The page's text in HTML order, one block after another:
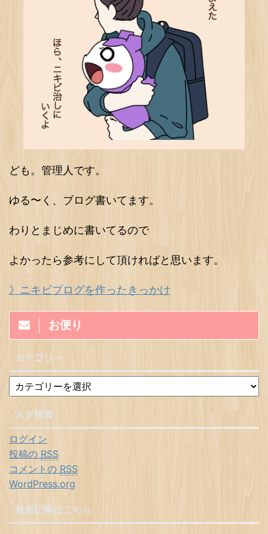
ども。管理人です。
ゆる〜く、ブログ書いてます。
わりとまじめに書いてるので
よかったら参考にして頂ければと思います。
》ニキビブログを作ったきっかけ
お便り
カテゴリー
メタ情報
ログイン
投稿の RSS
コメントの RSS
WordPress.org
最新記事はこちら